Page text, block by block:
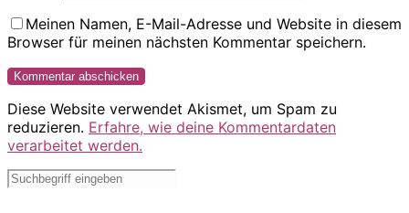
Meinen Namen, E-Mail-Adresse und Website in diesem
Browser für meinen nächsten Kommentar speichern.
Diese Website verwendet Akismet, um Spam zu
reduzieren. Erfahre, wie deine Kommentardaten
verarbeitet werden.